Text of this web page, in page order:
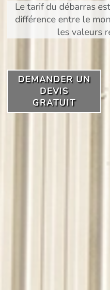
Le tarif du débarras
différence entre le
les valeurs
DEMANDER UN
DEVIS
GRATUIT